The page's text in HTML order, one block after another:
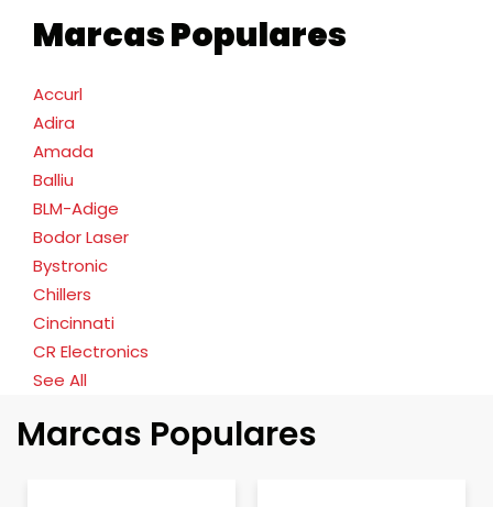
Marcas Populares
Accurl
Adira
Amada
Balliu
BLM-Adige
Bodor Laser
Bystronic
Chillers
Cincinnati
CR Electronics
See All
Marcas Populares